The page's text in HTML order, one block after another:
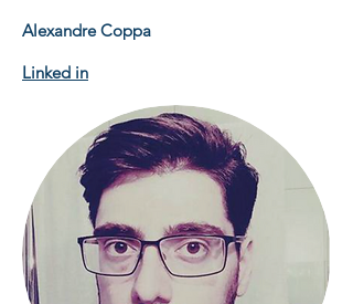
Alexandre Coppa
Linked in